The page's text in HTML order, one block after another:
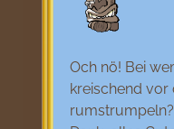
Och nö! Bei
kreischend vor